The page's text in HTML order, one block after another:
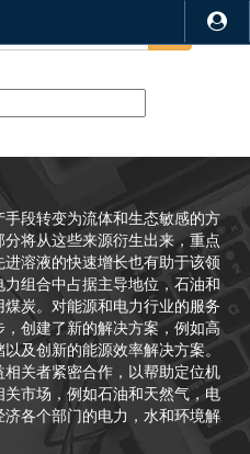
段转变为流体和生态敏感的方
将从这些来源衍生出来，重点
溶液的快速增长也有助于该领
组合中占据主导地位，石油和
炭。对能源和电力行业的服务
创建了新的解决方案，例如高
及创新的能源效率解决方案。
关者紧密合作，以帮助定位机
市场，例如石油和天然气，电
各个部门的电力，水和环境解